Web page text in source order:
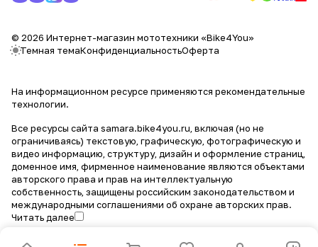
© 2026 Интернет-магазин мототехники «Bike4You»
Темная темаКонфиденциальностьОферта
На информационном ресурсе применяются рекомендательные
технологии.
Все ресурсы сайта samara.bike4you.ru, включая (но не
ограничиваясь) текстовую, графическую, фотографическую и
видео информацию, структуру, дизайн и оформление страниц,
доменное имя, фирменное наименование являются объектами
авторского права и прав на интеллектуальную
собственность, защищены российским законодательством и
международными соглашениями об охране авторских прав.
Читать далее